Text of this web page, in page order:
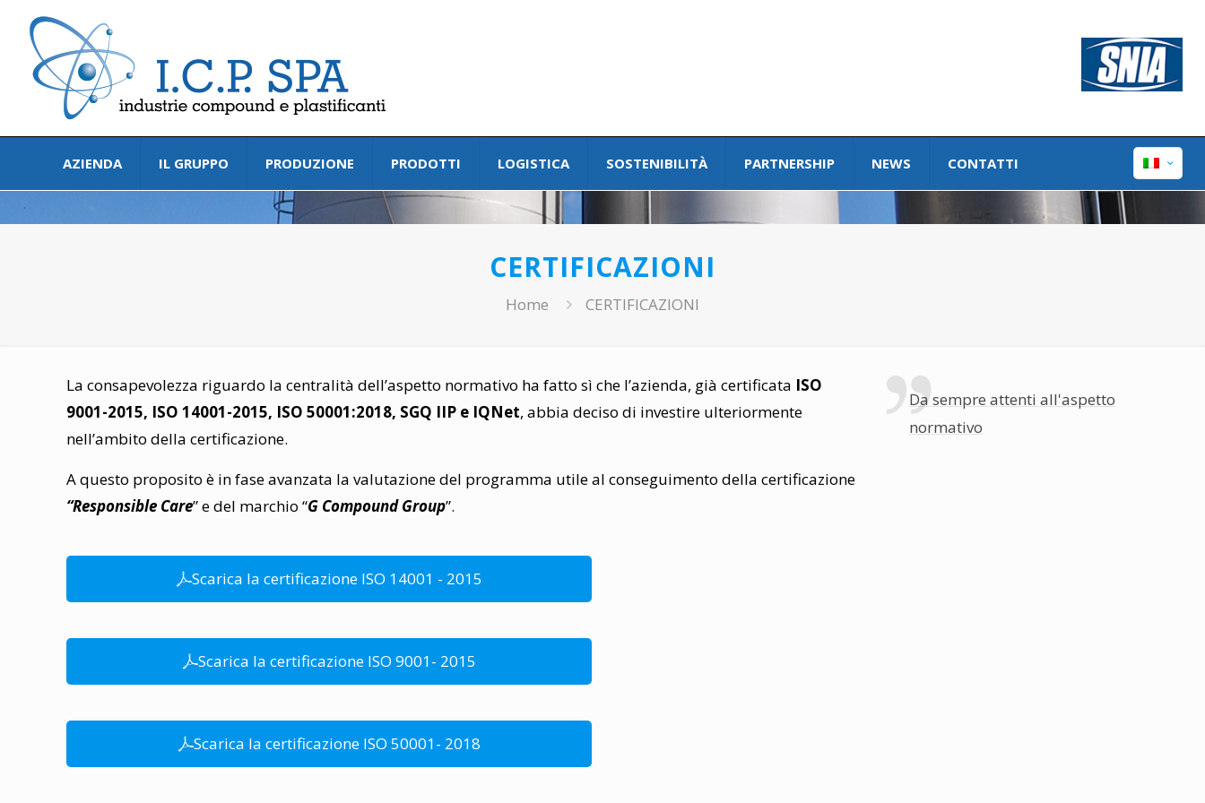
AZIENDA IL GRUPPO PRODUZIONE PRODOTTI LOGISTICA SOSTENIBILITÀ PARTNERSHIP NEWS CONTATTI
CERTIFICAZIONI
Home CERTIFICAZIONI
La consapevolezza riguardo la centralità dell’aspetto normativo ha fatto sì che l’azienda, già certificata ISO
9001-2015, ISO 14001-2015, ISO 50001:2018, SGQ IIP e IQNet, abbia deciso di investire ulteriormente
nell’ambito della certificazione.
A questo proposito è in fase avanzata la valutazione del programma utile al conseguimento della certificazione
“Responsible Care” e del marchio “G Compound Group”.
Da sempre attenti all'aspetto
normativo
Scarica la certificazione ISO 14001 - 2015
Scarica la certificazione ISO 9001- 2015
Scarica la certificazione ISO 50001- 2018